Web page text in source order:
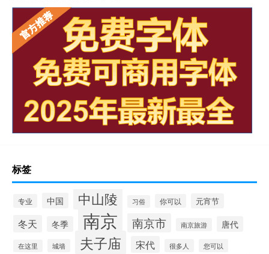
标签
专业 中国 中山陵 习俗 你可以 元宵节
冬天 冬季 南京 南京市 南京旅游 唐代
在这里 城墙 夫子庙 宋代 很多人 您可以